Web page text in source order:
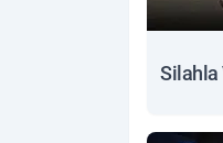
Silahla